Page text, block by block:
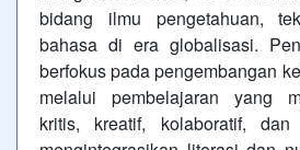
bidang ilmu pengetahuan,
bahasa di era globalisasi.
berfokus pada pengembangan
melalui pembelajaran yang
kritis, kreatif, kolaboratif, dan